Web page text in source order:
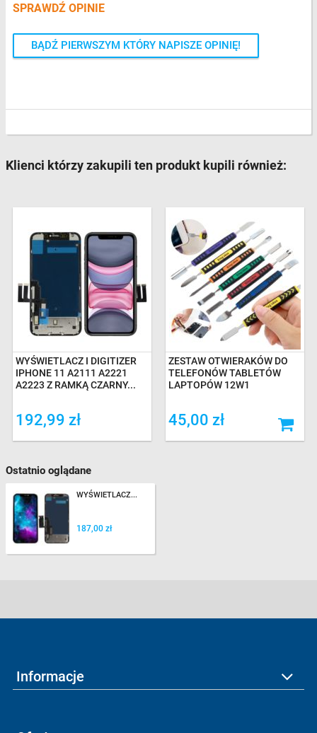
SPRAWDŹ OPINIE
BĄDŹ PIERWSZYM KTÓRY NAPISZE OPINIĘ!
Klienci którzy zakupili ten produkt kupili również:
WYŚWIETLACZ I DIGITIZER
IPHONE 11 A2111 A2221
A2223 Z RAMKĄ CZARNY...
192,99 zł
ZESTAW OTWIERAKÓW DO
TELEFONÓW TABLETÓW
LAPTOPÓW 12W1
45,00 zł
Ostatnio oglądane
WYŚWIETLACZ...
187,00 zł
Informacje